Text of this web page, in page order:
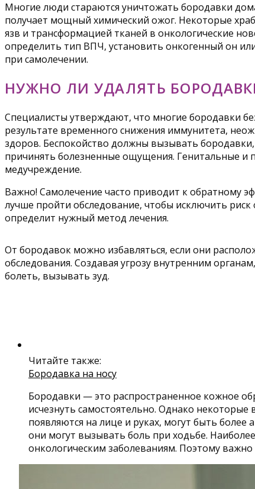
Многие люди стараются уничтожать бородавки
получает мощный химический ожог. Некоторые
язв и трансформацией тканей в онкологические
определить тип ВПЧ, установить онкогенный он
при самолечении.
НУЖНО ЛИ УДАЛЯТЬ
Специалисты утверждают, что многие бородавки
результате временного снижения иммунитета,
здоров. Беспокойство должны вызывать
причинять болезненные ощущения. Генитальные и
медучреждение.
Важно! Самолечение часто приводит к обратному
лучше пройти обследование, чтобы исключить
определит нужный метод лечения.
От бородавок можно избавляться, если они
обследования. Создавая угрозу внутренним
болеть, вызывать зуд.
Читайте также:
Бородавка на носу
Бородавки — это распространенное кожное
исчезнуть самостоятельно. Однако
появляются на лице и руках, могут быть
они могут вызывать боль при ходьбе.
онкологическим заболеваниям. Поэтому